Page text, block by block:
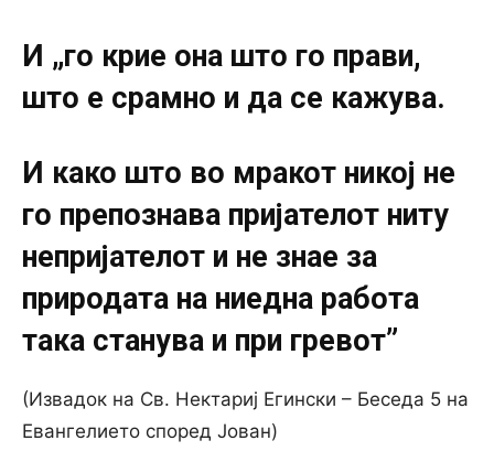
И „го крие она што го прави,
што е срамно и да се кажува.
И како што во мракот никој не
го препознава пријателот ниту
непријателот и не знае за
природата на ниедна работа
така станува и при гревот”
(Извадок на Св. Нектариј Егински – Беседа 5 на
Евангелието според Јован)